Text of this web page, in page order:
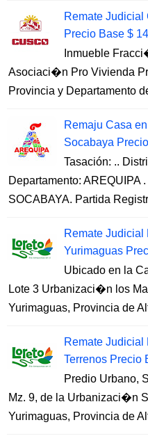
Remate Judicial
Precio Base $
Inmueble
Asociaci�n Pro Vivienda
Provincia y Departamento
Remaju Casa
Socabaya
Tasación: ..
Departamento: AREQUIPA
SOCABAYA. Partida
Remate Judicial
Yurimaguas
Ubicado en la
Lote 3 Urbanizaci�n los
Yurimaguas, Provincia de
Remate Judicial
Terrenos Precio
Predio Urbano,
Mz. 9, de la Urbanizaci�n
Yurimaguas, Provincia de